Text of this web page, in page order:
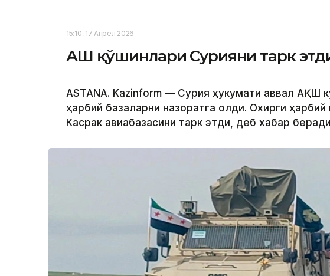
15:10, 17 Апрел 2026
АҚШ қўшинлари Сурияни тарк
ASTANА. Kazinform — Сурия ҳукумати аввал АҚШ
ҳарбий базаларни назоратга олди. Охирги
Касрак авиабазасини тарк этди, деб хабар беради